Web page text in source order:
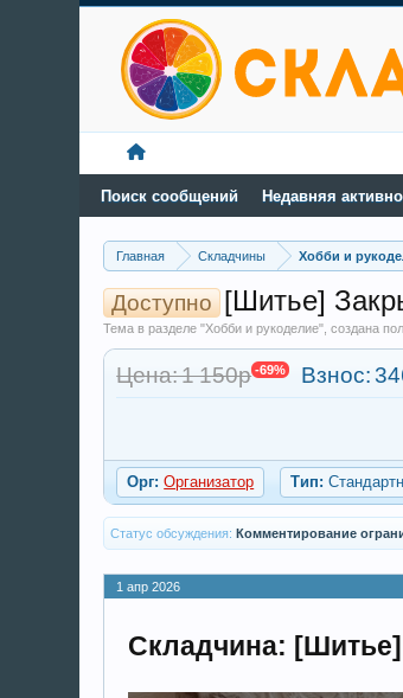
Главная Складчины Хобби и
Доступно [Шитье]
Тема в разделе "Хобби и рукоделие", создана
Цена: 1 150р -69% Взнос:
Орг: Организатор Тип:
Статус обсуждения: Комментирование
1 апр 2026
Складчина:
Поиск сообщений Недавняя